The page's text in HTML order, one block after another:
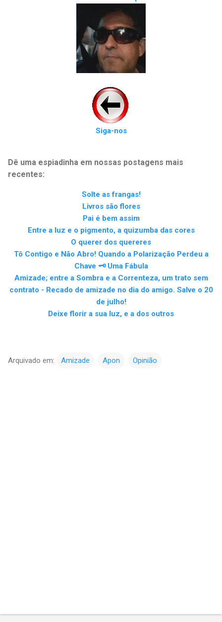
Siga-nos
Dê uma espiadinha em nossas postagens mais
recentes:
Solte as frangas!
Livros são flores
Pai é bem assim
Entre a luz e o pigmento, a quizumba das cores
O querer dos quereres
Tô Contigo e Não Abro! Quando a Polarização Perdeu a
Chave 🗝️ Uma Fábula
Amizade; entre a Sombra e a Correnteza, um trato sem
contrato - Recado de amizade no dia do amigo. Salve o 20
de julho!
Deixe florir a sua luz, e a dos outros
Arquivado em: Amizade Apon Opinião